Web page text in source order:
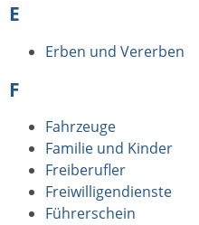
E
Erben und Vererben
F
Fahrzeuge
Familie und Kinder
Freiberufler
Freiwilligendienste
Führerschein